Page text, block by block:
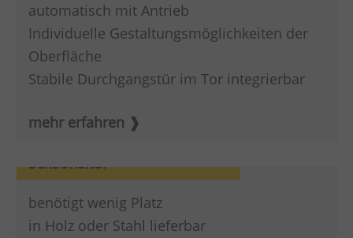
automatisch mit Antrieb
Individuelle Gestaltungsmöglichkeiten der
Oberfläche
Stabile Durchgangstür im Tor integrierbar
mehr erfahren
Sektionaltor
benötigt wenig Platz
in Holz oder Stahl lieferbar